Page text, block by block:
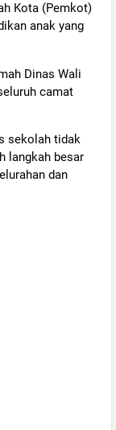
Kota (Pemkot)
anak yang
Dinas Wali
camat
sekolah tidak
langkah besar
dan